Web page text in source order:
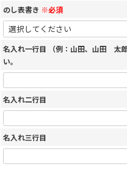
のし表書き ※必須
名入れ一行目 （例：山田、山田 太
い。
名入れ二行目
名入れ三行目